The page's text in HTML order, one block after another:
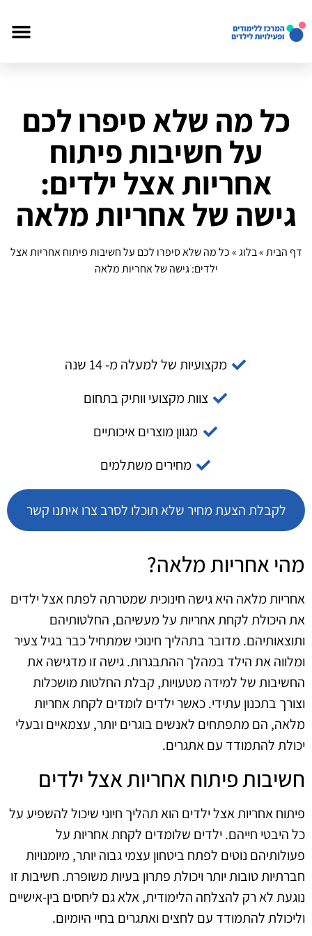
כל מה שלא סיפרו לכם
על חשיבות פיתוח
אחריות אצל ילדים:
גישה של אחריות מלאה
דף הבית»בלוג»כל מה שלא סיפרו לכם על חשיבות פיתוח אחריות אצל
ילדים: גישה של אחריות מלאה
מקצועיות של למעלה מ- 14 שנה
צוות מקצועי וותיק בתחום
מגוון מוצרים איכותיים
מחירים משתלמים
לקבלת הצעת מחיר שלא תוכלו לסרב צרו איתנו קשר
מהי אחריות מלאה?
אחריות מלאה היא גישה חינוכית שמטרתה לפתח אצל ילדים
את היכולת לקחת אחריות על מעשיהם, החלטותיהם
ותוצאותיהם. מדובר בתהליך חינוכי שמתחיל כבר בגיל צעיר
ומלווה את הילד במהלך ההתבגרות. גישה זו מדגישה את
החשיבות של למידה מטעויות, קבלת החלטות מושכלות
וצורך בתכנון עתידי. כאשר ילדים לומדים לקחת אחריות
מלאה, הם מתפתחים לאנשים בוגרים יותר, עצמאיים ובעלי
יכולת להתמודד עם אתגרים.
חשיבות פיתוח אחריות אצל ילדים
פיתוח אחריות אצל ילדים הוא תהליך חיוני שיכול להשפיע על
כל היבטי חייהם. ילדים שלומדים לקחת אחריות על
פעולותיהם נוטים לפתח ביטחון עצמי גבוה יותר, מיומנויות
חברתיות טובות יותר ויכולת פתרון בעיות משופרת. חשיבות זו
נוגעת לא רק להצלחה הלימודית, אלא גם ליחסים בין-אישיים
וליכולת להתמודד עם לחצים ואתגרים בחיי היומיום.